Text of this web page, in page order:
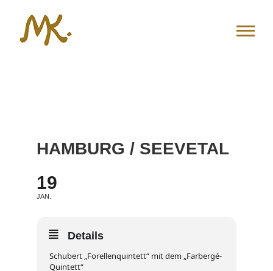
springen
HAMBURG / SEEVETAL
19
JAN.
Details
Schubert „Forellenquintett“ mit dem „Farbergé-
Quintett“